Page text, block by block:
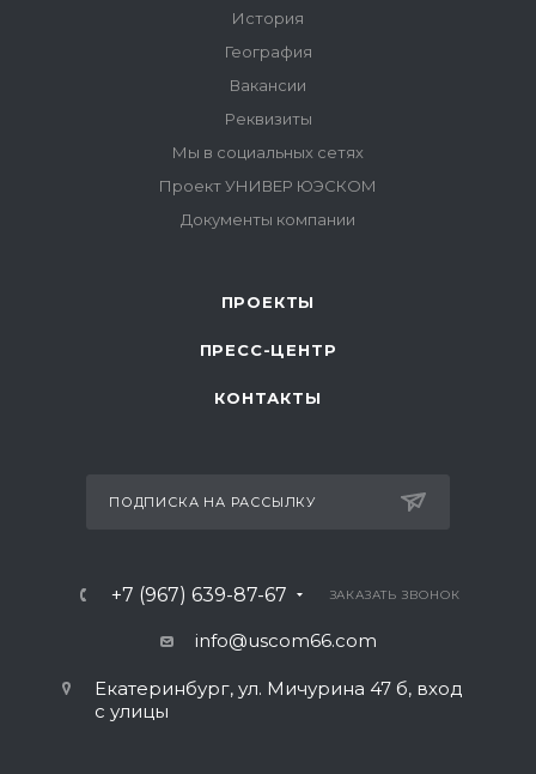
ПРОЕКТЫ
ПРЕСС-ЦЕНТР
КОНТАКТЫ
ПОДПИСКА НА РАССЫЛКУ
+7 (967) 639-87-67 ЗАКАЗАТЬ ЗВОНОК
info@uscom66.com
Екатеринбург, ул. Мичурина 47 б, вход
с улицы